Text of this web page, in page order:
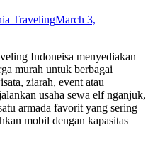
TravelingMarch 3,
Indoneisa menyediakan
murah untuk berbagai
ziarah, event atau
usaha sewa elf nganjuk,
armada favorit yang sering
mobil dengan kapasitas